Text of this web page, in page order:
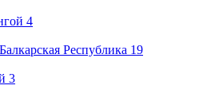
4
Республика 19
3